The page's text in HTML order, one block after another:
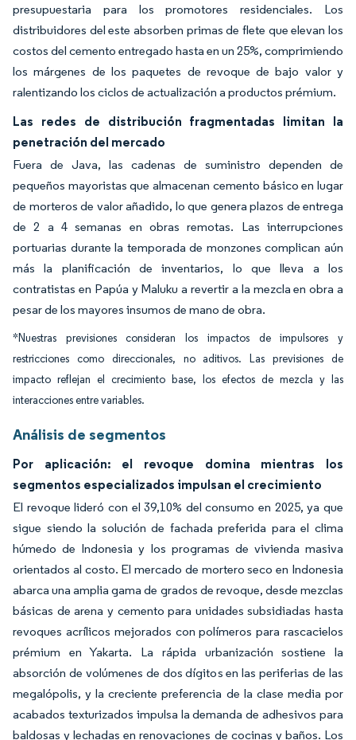
presupuestaria para los promotores residenciales. Los
distribuidores del este absorben primas de flete que elevan los
costos del cemento entregado hasta en un 25%, comprimiendo
los márgenes de los paquetes de revoque de bajo valor y
ralentizando los ciclos de actualización a productos prémium.
Las redes de distribución fragmentadas limitan la
penetración del mercado
Fuera de Java, las cadenas de suministro dependen de
pequeños mayoristas que almacenan cemento básico en lugar
de morteros de valor añadido, lo que genera plazos de entrega
de 2 a 4 semanas en obras remotas. Las interrupciones
portuarias durante la temporada de monzones complican aún
más la planificación de inventarios, lo que lleva a los
contratistas en Papúa y Maluku a revertir a la mezcla en obra a
pesar de los mayores insumos de mano de obra.
*Nuestras previsiones consideran los impactos de impulsores y
restricciones como direccionales, no aditivos. Las previsiones de
impacto reflejan el crecimiento base, los efectos de mezcla y las
interacciones entre variables.
Análisis de segmentos
Por aplicación: el revoque domina mientras los
segmentos especializados impulsan el crecimiento
El revoque lideró con el 39,10% del consumo en 2025, ya que
sigue siendo la solución de fachada preferida para el clima
húmedo de Indonesia y los programas de vivienda masiva
orientados al costo. El mercado de mortero seco en Indonesia
abarca una amplia gama de grados de revoque, desde mezclas
básicas de arena y cemento para unidades subsidiadas hasta
revoques acrílicos mejorados con polímeros para rascacielos
prémium en Yakarta. La rápida urbanización sostiene la
absorción de volúmenes de dos dígitos en las periferias de las
megalópolis, y la creciente preferencia de la clase media por
acabados texturizados impulsa la demanda de adhesivos para
baldosas y lechadas en renovaciones de cocinas y baños. Los